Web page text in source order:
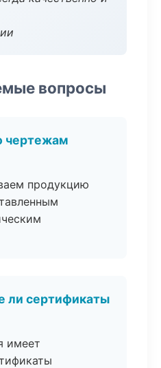
вопросы
чертежам
продукцию
ли сертификаты
имеет